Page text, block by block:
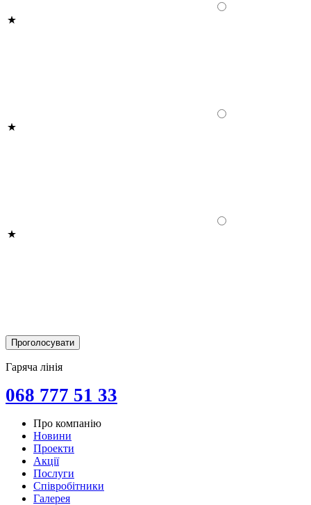
Гаряча лінія
068 777 51 33
Про компанію
Новини
Проекти
Акції
Послуги
Співробітники
Галерея